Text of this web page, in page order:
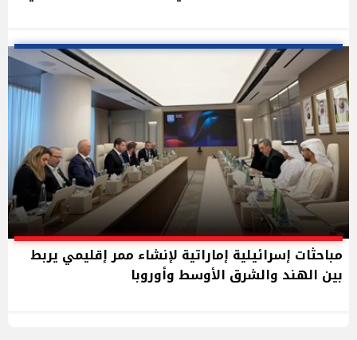
مباحثات إسرائيلية إماراتية لإنشاء ممر إقليمي يربط
بين الهند والشرق الأوسط وأوروبا